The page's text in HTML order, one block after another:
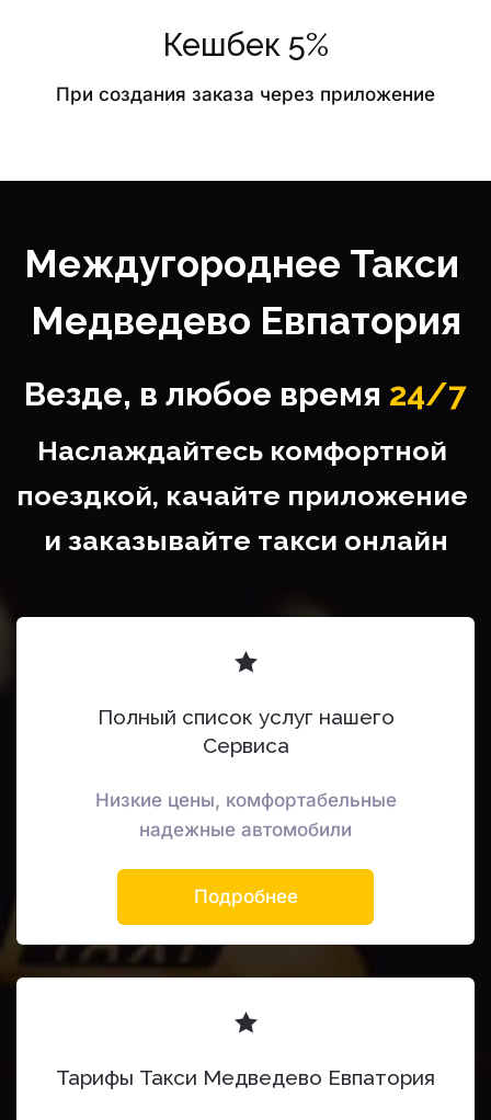
Кешбек 5%
При создания заказа через приложение
Междугороднее Такси
Медведево Евпатория
Везде, в любое время 24/7
Наслаждайтесь комфортной
поездкой, качайте приложение
и заказывайте такси онлайн
Полный список услуг нашего
Сервиса
Низкие цены, комфортабельные
надежные автомобили
Подробнее
Тарифы Такси Медведево Евпатория